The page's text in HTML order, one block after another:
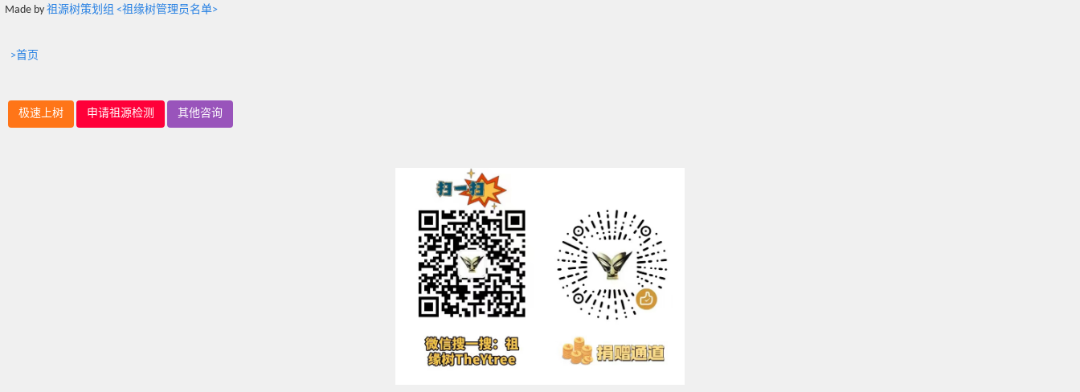
Made by 祖源树策划组 <祖缘树管理员名单>
>首页
极速上树 申请祖源检测 其他咨询